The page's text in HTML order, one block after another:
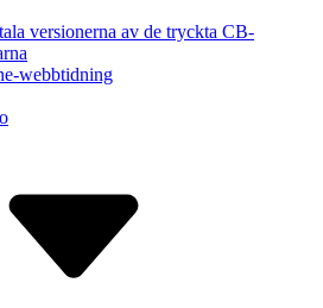
versionerna av de tryckta CB-
webbtidning